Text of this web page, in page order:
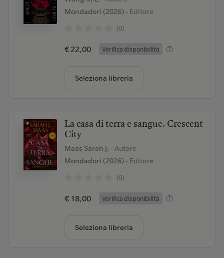
Mondadori (2026)- Editore
(0)
€ 22,00 Verifica disponibilità
Seleziona libreria
La casa di terra e sangue. Crescent
City
Maas Sarah J. - Autore
Mondadori (2026)- Editore
(0)
€ 18,00 Verifica disponibilità
Seleziona libreria